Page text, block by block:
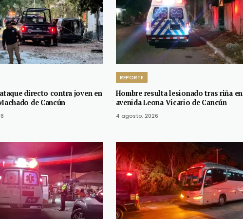
directo contra joven en
de Cancún
REPORTE
Hombre resulta lesionado tras riña en
avenida Leona Vicario de Cancún
4 agosto, 2026